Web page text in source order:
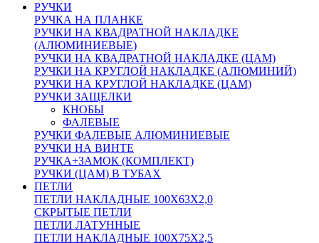
РУЧКИ
РУЧКА НА ПЛАНКЕ
РУЧКИ НА КВАДРАТНОЙ НАКЛАДКЕ
(АЛЮМИНИЕВЫЕ)
РУЧКИ НА КВАДРАТНОЙ НАКЛАДКЕ (ЦАМ)
РУЧКИ НА КРУГЛОЙ НАКЛАДКЕ (АЛЮМИНИЙ)
РУЧКИ НА КРУГЛОЙ НАКЛАДКЕ (ЦАМ)
РУЧКИ ЗАЩЕЛКИ
КНОБЫ
ФАЛЕВЫЕ
РУЧКИ ФАЛЕВЫЕ АЛЮМИНИЕВЫЕ
РУЧКИ НА ВИНТЕ
РУЧКА+ЗАМОК (КОМПЛЕКТ)
РУЧКИ (ЦАМ) В ТУБАХ
ПЕТЛИ
ПЕТЛИ НАКЛАДНЫЕ 100Х63Х2,0
СКРЫТЫЕ ПЕТЛИ
ПЕТЛИ ЛАТУННЫЕ
ПЕТЛИ НАКЛАДНЫЕ 100Х75Х2,5